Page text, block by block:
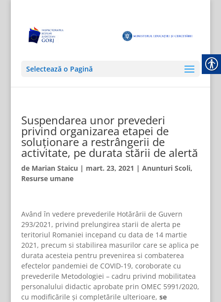
Selectează o Pagină
Suspendarea unor prevederi
privind organizarea etapei de
soluționare a restrângerii de
activitate, pe durata stării de alertă
de Marian Staicu | mart. 23, 2021 | Anunturi Scoli,
Resurse umane
Având în vedere prevederile Hotărârii de Guvern
293/2021, privind prelungirea starii de alerta pe
teritoriul Romaniei incepand cu data de 14 martie
2021, precum si stabilirea masurilor care se aplica pe
durata acesteia pentru prevenirea si combaterea
efectelor pandemiei de COVID-19, coroborate cu
prevederile Metodologiei – cadru privind mobilitatea
personalului didactic aprobate prin OMEC 5991/2020,
cu modificările și completările ulterioare, se